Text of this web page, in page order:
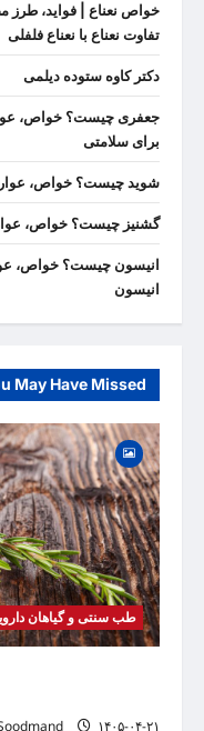
خواص نعناع | فواید،
تفاوت نعناع با نعناع فلفلی
دکتر کاوه ستوده دیلمی
جعفری چیست؟ خواص،
برای سلامتی
شوید چیست؟ خواص،
گشنیز چیست؟ خواص،
انیسون چیست؟ خواص،
انیسون
May Have Missed
طب سنتی و گیاهان
۱۴۰۵-۰۴-۲۱